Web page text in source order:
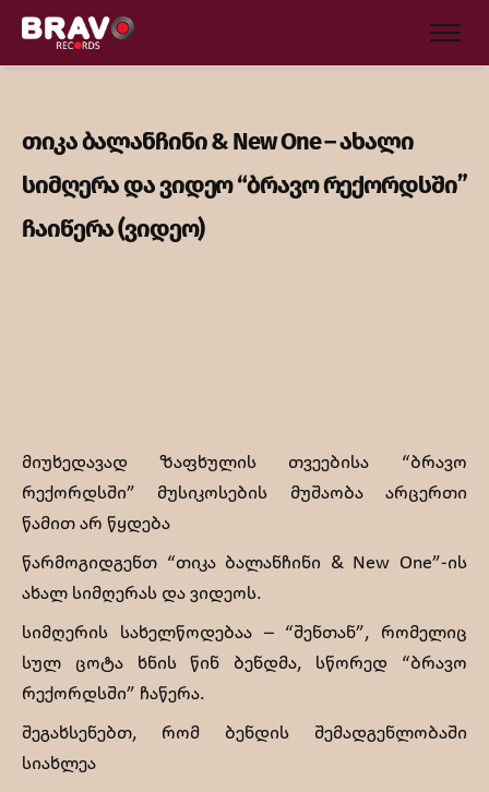
თიკა ბალანჩინი & New One – ახალი
სიმღერა და ვიდეო “ბრავო რექორდსში”
ჩაიწერა (ვიდეო)
მიუხედავად ზაფხულის თვეებისა “ბრავო
რექორდსში” მუსიკოსების მუშაობა არცერთი
წამით არ წყდება
წარმოგიდგენთ “თიკა ბალანჩინი & New One”-ის
ახალ სიმღერას და ვიდეოს.
სიმღერის სახელწოდებაა – “შენთან”, რომელიც
სულ ცოტა ხნის წინ ბენდმა, სწორედ “ბრავო
რექორდსში” ჩაწერა.
შეგახსენებთ, რომ ბენდის შემადგენლობაში
სიახლეა